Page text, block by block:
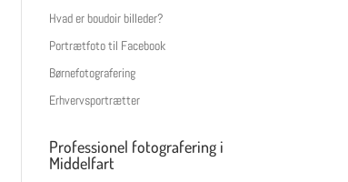
Hvad er boudoir billeder?
Portrætfoto til Facebook
Børnefotografering
Erhvervsportrætter
Professionel fotografering i
Middelfart